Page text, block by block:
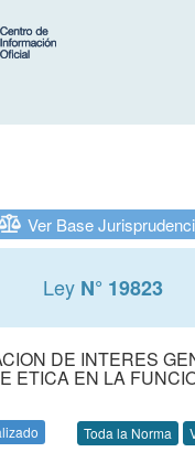
Ver Base
Ley N° 19823
DE INTERES
ETICA EN LA
Toda la Norma